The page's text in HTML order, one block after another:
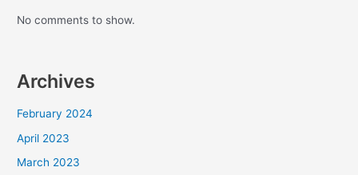
No comments to show.
Archives
February 2024
April 2023
March 2023